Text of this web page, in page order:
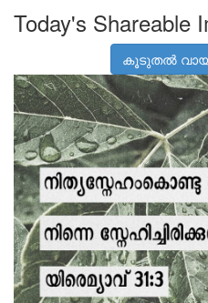
Today's Shareable
കൂടുതൽ